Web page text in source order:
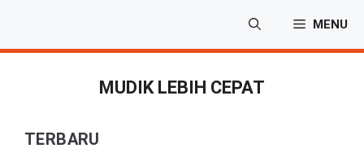
isi
MENU
MUDIK LEBIH CEPAT
TERBARU